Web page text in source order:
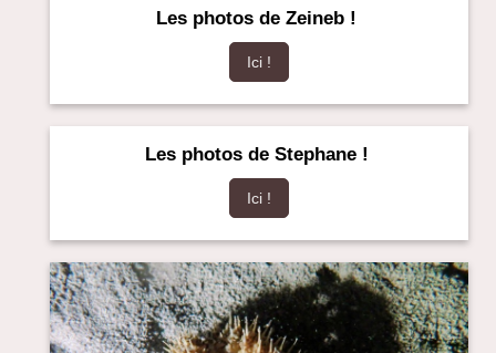
Les photos de Zeineb !
Ici !
Les photos de Stephane !
Ici !